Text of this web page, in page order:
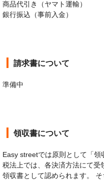
商品代引き（ヤマト運輸）
銀行振込（事前入金）
請求書について
準備中
領収書について
Easy streetでは原則として「領
税法上では、各決済方法にて受
領収書として認められます。 そ